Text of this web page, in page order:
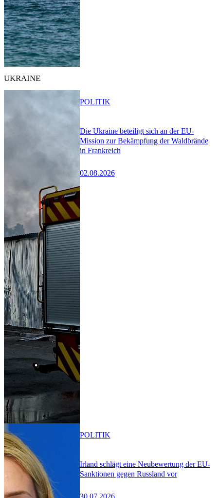
UKRAINE
Die Ukraine beteiligt sich an der EU-
Mission zur Bekämpfung der Waldbrände
in Frankreich
02.08.2026
POLITIK
Irland schlägt eine Neubewertung der EU-
Sanktionen gegen Russland vor
POLITIK